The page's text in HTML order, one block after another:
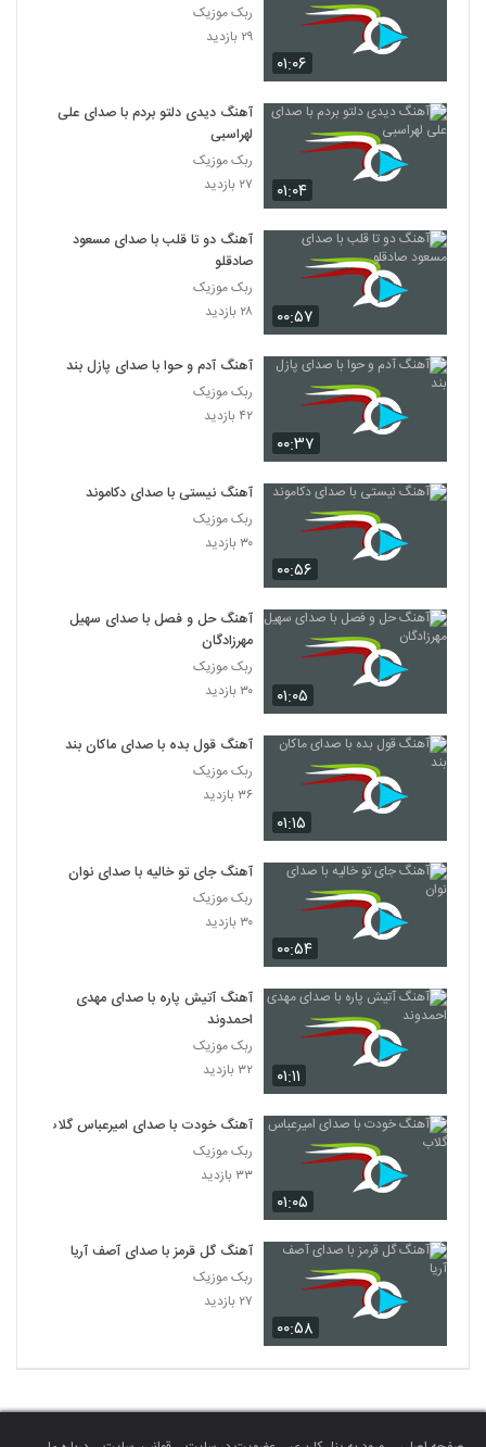
۰۱:۰۶
ربک موزیک
۲۹ بازدید
۰۱:۰۴
آهنگ دیدی دلتو بردم با صدای علی
لهراسبی
ربک موزیک
۲۷ بازدید
۰۰:۵۷
آهنگ دو تا قلب با صدای مسعود
صادقلو
ربک موزیک
۲۸ بازدید
۰۰:۳۷
آهنگ آدم و حوا با صدای پازل بند
ربک موزیک
۴۲ بازدید
۰۰:۵۶
آهنگ نیستی با صدای دکاموند
ربک موزیک
۳۰ بازدید
۰۱:۰۵
آهنگ حل و فصل با صدای سهیل
مهرزادگان
ربک موزیک
۳۰ بازدید
۰۱:۱۵
آهنگ قول بده با صدای ماکان بند
ربک موزیک
۳۶ بازدید
۰۰:۵۴
آهنگ جای تو خالیه با صدای نوان
ربک موزیک
۳۰ بازدید
۰۱:۱۱
آهنگ آتیش پاره با صدای مهدی
احمدوند
ربک موزیک
۳۲ بازدید
۰۱:۰۵
آهنگ خودت با صدای امیرعباس گلاب
ربک موزیک
۳۳ بازدید
۰۰:۵۸
آهنگ گل قرمز با صدای آصف آریا
ربک موزیک
۲۷ بازدید